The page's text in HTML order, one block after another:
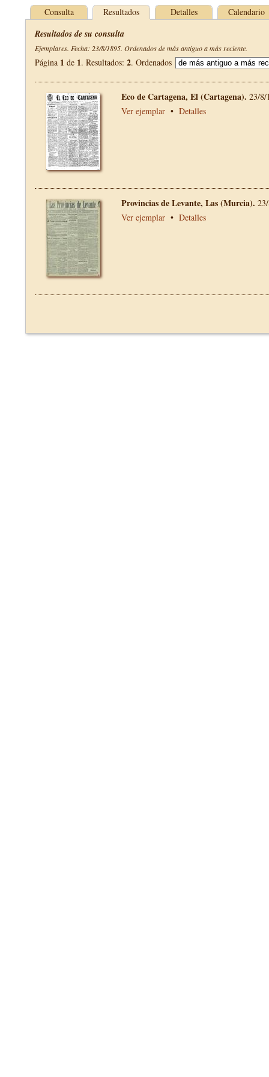
Consulta Resultados Detalles Calendario
Resultados de su consulta
Ejemplares. Fecha: 23/8/1895. Ordenados de más antiguo a más reciente.
Página 1 de 1. Resultados: 2. Ordenados
Eco de Cartagena, El (Cartagena). 23/8/
Ver ejemplar • Detalles
Provincias de Levante, Las (Murcia).
Ver ejemplar • Detalles